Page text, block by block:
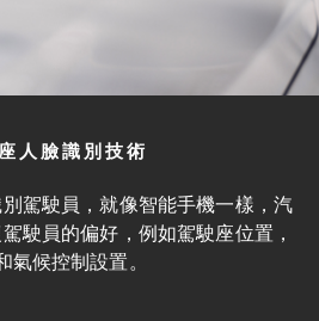
人臉識別技術
駕駛員，就像智能手機一樣，汽
駛員的偏好，例如駕駛座位置，
氣候控制設置。